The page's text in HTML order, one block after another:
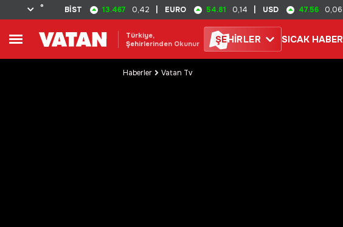
° BİST 13.467 0,42 EURO 54.81 0,14 USD 47.56 0,06
Türkiye,
Şehirlerinden Okunur
ŞEHİRLER SICAK HABER
Haberler Vatan Tv